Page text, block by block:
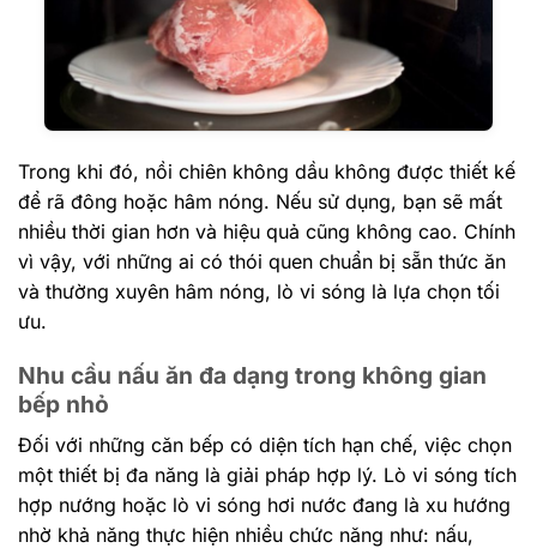
Trong khi đó, nồi chiên không dầu không được thiết kế
để rã đông hoặc hâm nóng. Nếu sử dụng, bạn sẽ mất
nhiều thời gian hơn và hiệu quả cũng không cao. Chính
vì vậy, với những ai có thói quen chuẩn bị sẵn thức ăn
và thường xuyên hâm nóng, lò vi sóng là lựa chọn tối
ưu.
Nhu cầu nấu ăn đa dạng trong không gian
bếp nhỏ
Đối với những căn bếp có diện tích hạn chế, việc chọn
một thiết bị đa năng là giải pháp hợp lý. Lò vi sóng tích
hợp nướng hoặc lò vi sóng hơi nước đang là xu hướng
nhờ khả năng thực hiện nhiều chức năng như: nấu,